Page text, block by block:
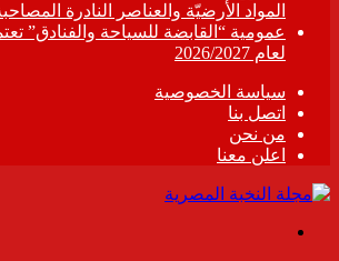
المواد الأرضيّة والعناصر النادرة
عمومية “القابضة للسياحة والفنادق”
لعام 2026/2027
سياسة الخصوصية
اتصل بنا
من نحن
اعلن معنا